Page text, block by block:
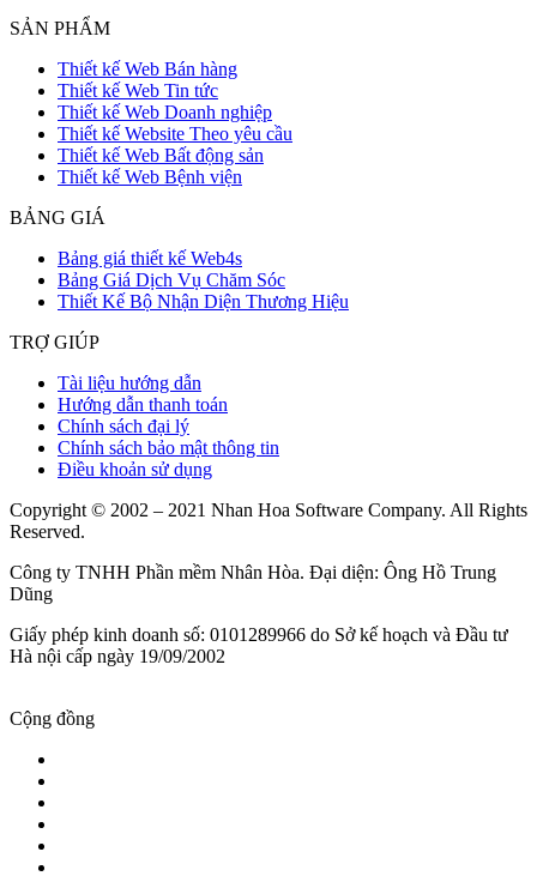
SẢN PHẨM
Thiết kế Web Bán hàng
Thiết kế Web Tin tức
Thiết kế Web Doanh nghiệp
Thiết kế Website Theo yêu cầu
Thiết kế Web Bất động sản
Thiết kế Web Bệnh viện
BẢNG GIÁ
Bảng giá thiết kế Web4s
Bảng Giá Dịch Vụ Chăm Sóc
Thiết Kế Bộ Nhận Diện Thương Hiệu
TRỢ GIÚP
Tài liệu hướng dẫn
Hướng dẫn thanh toán
Chính sách đại lý
Chính sách bảo mật thông tin
Điều khoản sử dụng
Copyright © 2002 – 2021 Nhan Hoa Software Company. All Rights
Reserved.
Công ty TNHH Phần mềm Nhân Hòa. Đại diện: Ông Hồ Trung
Dũng
Giấy phép kinh doanh số: 0101289966 do Sở kế hoạch và Đầu tư
Hà nội cấp ngày 19/09/2002
Cộng đồng